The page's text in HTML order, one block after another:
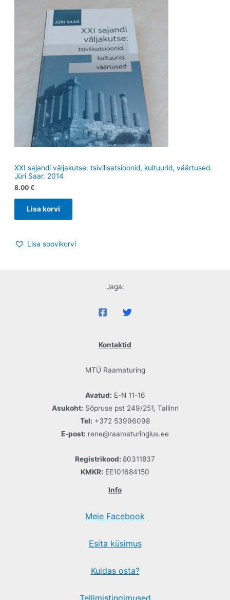
XXI sajandi väljakutse: tsivilisatsioonid, kultuurid, väärtused.
Jüri Saar. 2014
8.00 €
Lisa korvi
Lisa soovikorvi
Jaga:
Kontaktid
MTÜ Raamaturing
Avatud: E-N 11-16
Asukoht: Sõpruse pst 249/251, Tallinn
Tel: +372 53996098
E-post: rene@raamaturinglus.ee
Registrikood: 80311837
KMKR: EE101684150
Info
Meie Facebook
Esita küsimus
Kuidas osta?